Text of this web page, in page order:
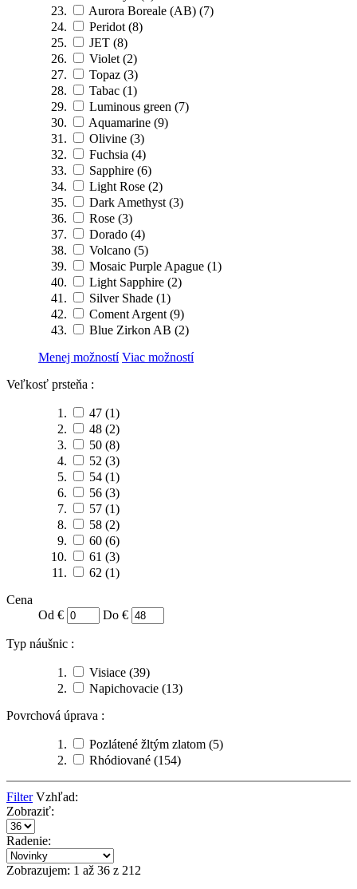
Aurora Boreale (AB) (7)
Peridot (8)
JET (8)
Violet (2)
Topaz (3)
Tabac (1)
Luminous green (7)
Aquamarine (9)
Olivine (3)
Fuchsia (4)
Sapphire (6)
Light Rose (2)
Dark Amethyst (3)
Rose (3)
Dorado (4)
Volcano (5)
Mosaic Purple Apague (1)
Light Sapphire (2)
Silver Shade (1)
Coment Argent (9)
Blue Zirkon AB (2)
Menej možností Viac možností
Veľkosť prsteňa :
47 (1)
48 (2)
50 (8)
52 (3)
54 (1)
56 (3)
57 (1)
58 (2)
60 (6)
61 (3)
62 (1)
Cena
Od €
Do €
Typ náušnic :
Visiace (39)
Napichovacie (13)
Povrchová úprava :
Pozlátené žltým zlatom (5)
Rhódiované (154)
Filter Vzhľad:
Zobraziť:
Radenie:
Zobrazujem: 1 až 36 z 212